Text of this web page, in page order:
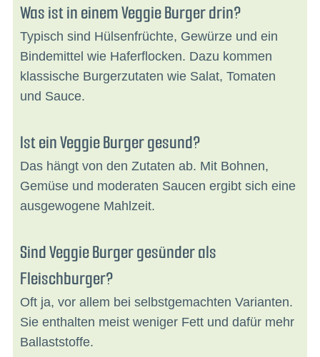
Was ist in einem Veggie Burger drin?
Typisch sind Hülsenfrüchte, Gewürze und ein
Bindemittel wie Haferflocken. Dazu kommen
klassische Burgerzutaten wie Salat, Tomaten
und Sauce.
Ist ein Veggie Burger gesund?
Das hängt von den Zutaten ab. Mit Bohnen,
Gemüse und moderaten Saucen ergibt sich eine
ausgewogene Mahlzeit.
Sind Veggie Burger gesünder als
Fleischburger?
Oft ja, vor allem bei selbstgemachten Varianten.
Sie enthalten meist weniger Fett und dafür mehr
Ballaststoffe.